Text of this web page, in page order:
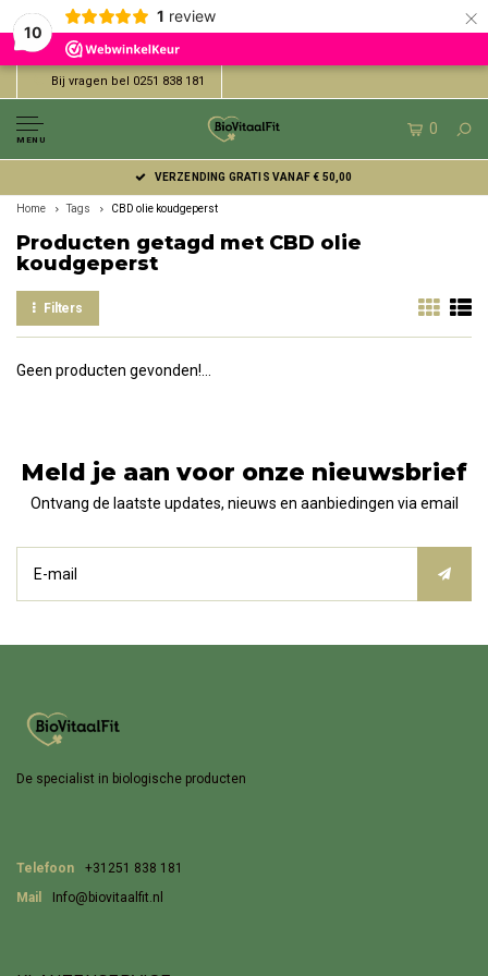
10
1 review ×
Bij vragen bel 0251 838 181
MENU
0
VERZENDING GRATIS VANAF € 50,00
Home Tags CBD olie koudgeperst
Producten getagd met CBD olie
koudgeperst
Filters
Geen producten gevonden!...
Meld je aan voor onze nieuwsbrief
Ontvang de laatste updates, nieuws en aanbiedingen via email
De specialist in biologische producten
Telefoon
+31251 838 181
Mail
Info@biovitaalfit.nl